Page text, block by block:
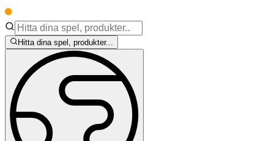
Hitta dina spel, produkter...